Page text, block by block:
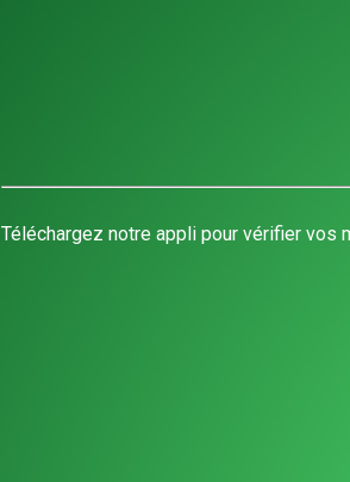
Téléchargez notre appli pour vérifier vos